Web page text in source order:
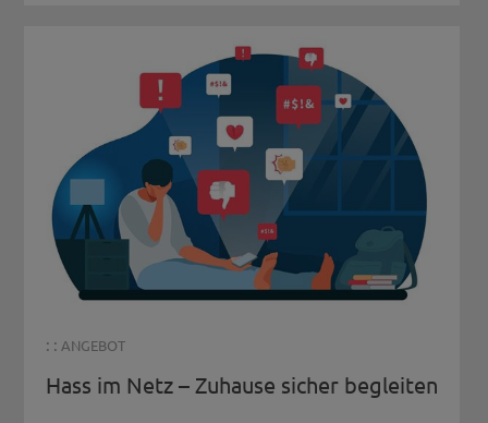
: : ANGEBOT
Hass im Netz – Zuhause sicher begleiten